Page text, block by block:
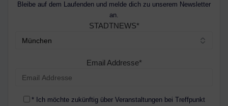
Bleibe auf dem Laufenden und melde dich zu unserem Newsletter
an.
STADTNEWS*
Email Addresse*
* Ich möchte zukünftig über Veranstaltungen bei Treffpunkt